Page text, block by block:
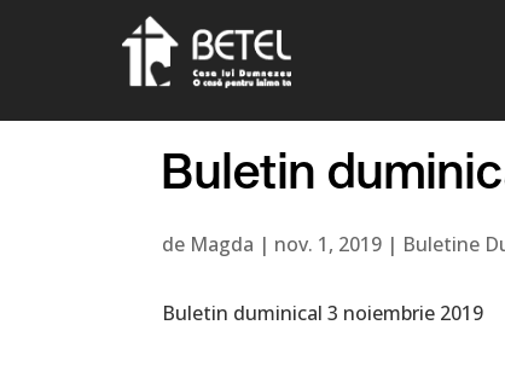
Buletin
de Magda | nov. 1, 2019 | Buletine
Buletin duminical 3 noiembrie 2019